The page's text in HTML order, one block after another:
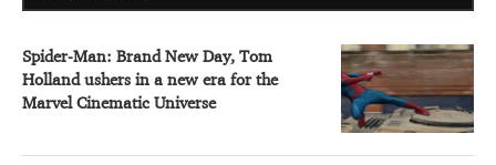
Spider-Man: Brand New Day, Tom
Holland ushers in a new era for the
Marvel Cinematic Universe